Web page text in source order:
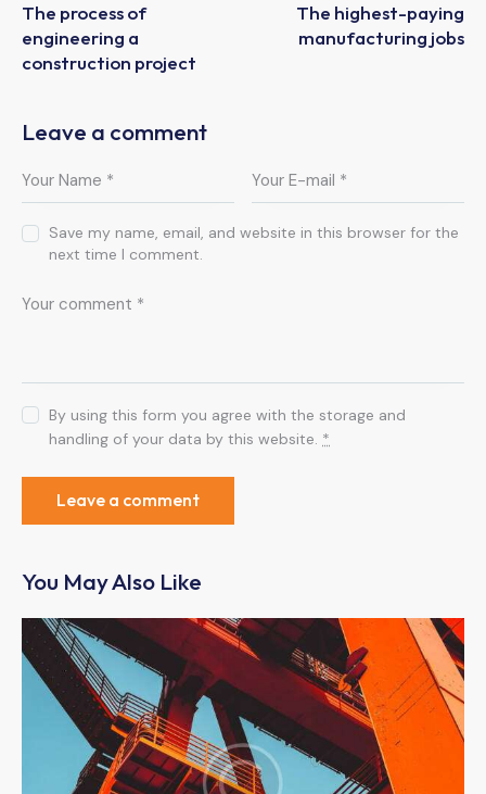
The process of
engineering a
construction project
The highest-paying
manufacturing jobs
Leave a comment
Save my name, email, and website in this browser for the
next time I comment.
By using this form you agree with the storage and
handling of your data by this website. *
You May Also Like